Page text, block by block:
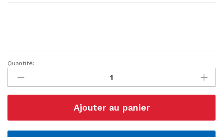
Amplificateur
opérationnel
UA741CN
DIP-
UA741
LM741
Quantité:
Ajouter au panier